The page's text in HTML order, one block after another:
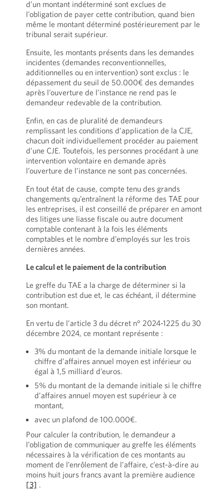
d’un montant indéterminé sont exclues de
l’obligation de payer cette contribution, quand bien
même le montant déterminé postérieurement par le
tribunal serait supérieur.
Ensuite, les montants présents dans les demandes
incidentes (demandes reconventionnelles,
additionnelles ou en intervention) sont exclus : le
dépassement du seuil de 50.000€ des demandes
après l’ouverture de l’instance ne rend pas le
demandeur redevable de la contribution.
Enfin, en cas de pluralité de demandeurs
remplissant les conditions d’application de la CJE,
chacun doit individuellement procéder au paiement
d’une CJE. Toutefois, les personnes procédant à une
intervention volontaire en demande après
l’ouverture de l’instance ne sont pas concernées.
En tout état de cause, compte tenu des grands
changements qu’entraînent la réforme des TAE pour
les entreprises, il est conseillé de préparer en amont
des litiges une liasse fiscale ou autre document
comptable contenant à la fois les éléments
comptables et le nombre d’employés sur les trois
dernières années.
Le calcul et le paiement de la contribution
Le greffe du TAE a la charge de déterminer si la
contribution est due et, le cas échéant, il détermine
son montant.
En vertu de l’article 3 du décret n° 2024-1225 du 30
décembre 2024, ce montant représente :
3% du montant de la demande initiale lorsque le
chiffre d’affaires annuel moyen est inférieur ou
égal à 1,5 milliard d’euros.
5% du montant de la demande initiale si le chiffre
d’affaires annuel moyen est supérieur à ce
montant,
avec un plafond de 100.000€.
Pour calculer la contribution, le demandeur a
l’obligation de communiquer au greffe les éléments
nécessaires à la vérification de ces montants au
moment de l’enrôlement de l’affaire, c’est-à-dire au
moins huit jours francs avant la première audience
[3] .